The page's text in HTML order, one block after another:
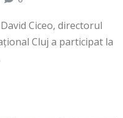
0
Ciceo, directorul
Cluj a participat la